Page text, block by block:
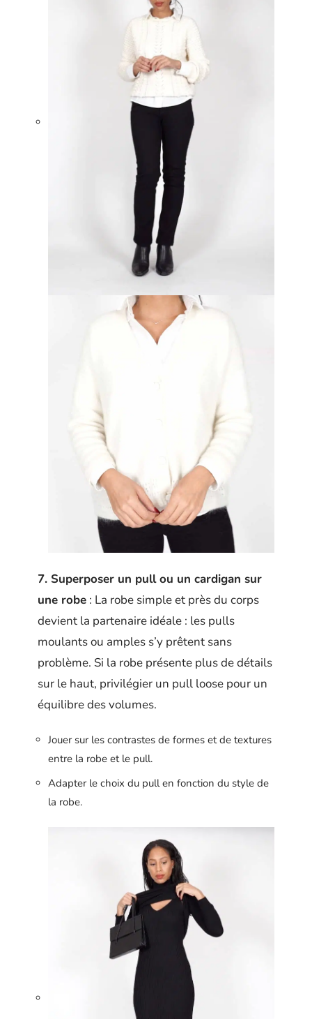
7. Superposer un pull ou un cardigan sur
une robe : La robe simple et près du corps
devient la partenaire idéale : les pulls
moulants ou amples s’y prêtent sans
problème. Si la robe présente plus de détails
sur le haut, privilégier un pull loose pour un
équilibre des volumes.
Jouer sur les contrastes de formes et de textures
entre la robe et le pull.
Adapter le choix du pull en fonction du style de
la robe.